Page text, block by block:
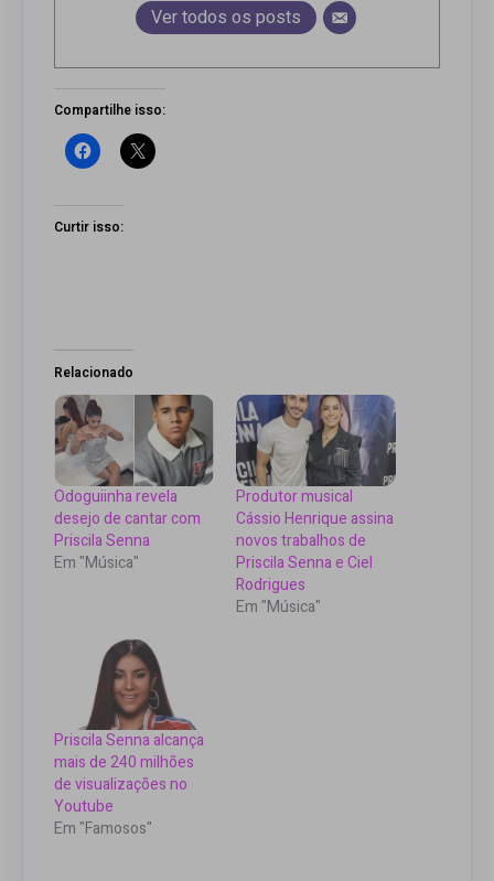
Ver todos os posts
Compartilhe isso:
Curtir isso:
Relacionado
Odoguiinha revela
desejo de cantar com
Priscila Senna
Em "Música"
Produtor musical
Cássio Henrique assina
novos trabalhos de
Priscila Senna e Ciel
Rodrigues
Em "Música"
Priscila Senna alcança
mais de 240 milhões
de visualizações no
Youtube
Em "Famosos"